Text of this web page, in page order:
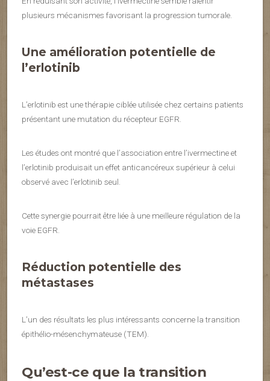
plusieurs mécanismes favorisant la progression tumorale.
Une amélioration potentielle de
l’erlotinib
L’erlotinib est une thérapie ciblée utilisée chez certains patients
présentant une mutation du récepteur EGFR.
Les études ont montré que l’association entre l’ivermectine et
l’erlotinib produisait un effet anticancéreux supérieur à celui
observé avec l’erlotinib seul.
Cette synergie pourrait être liée à une meilleure régulation de la
voie EGFR.
Réduction potentielle des
métastases
L’un des résultats les plus intéressants concerne la transition
épithélio-mésenchymateuse (TEM).
Qu’est-ce que la transition